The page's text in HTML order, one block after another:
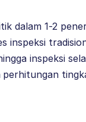
dalam 1-2
inspeksi
inspeksi